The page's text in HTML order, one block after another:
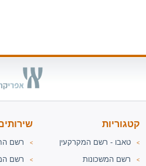
קטגוריות
טאבו - רשם המקרקעין <
רשם המשכונות <
רשם <
רשם <